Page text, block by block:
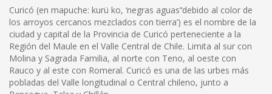
Curicó (en mapuche: kurü ko, ‘negras aguas’‘debido al color de
los arroyos cercanos mezclados con tierra’) es el nombre de la
ciudad y capital de la Provincia de Curicó perteneciente a la
Región del Maule en el Valle Central de Chile. Limita al sur con
Molina y Sagrada Familia, al norte con Teno, al oeste con
Rauco y al este con Romeral. Curicó es una de las urbes más
pobladas del Valle longitudinal o Central chileno, junto a